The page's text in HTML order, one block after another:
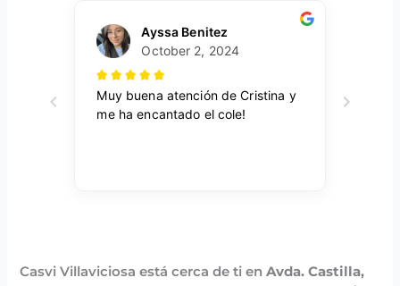
Casvi Villaviciosa está cerca de ti enAvda. Castilla,